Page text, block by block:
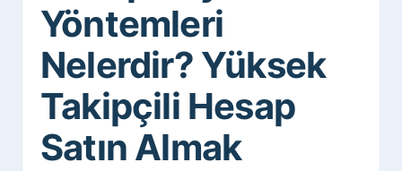
Yöntemleri
Nelerdir? Yüksek
Takipçili Hesap
Satın Almak